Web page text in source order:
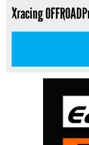
Xracing